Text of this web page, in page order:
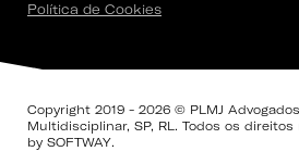
Política de Cookies
Copyright 2019 - 2026 © PLMJ
Multidisciplinar, SP, RL. Todos os direitos
by SOFTWAY.